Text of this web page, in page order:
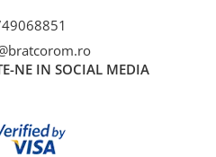
NE IN SOCIAL MEDIA